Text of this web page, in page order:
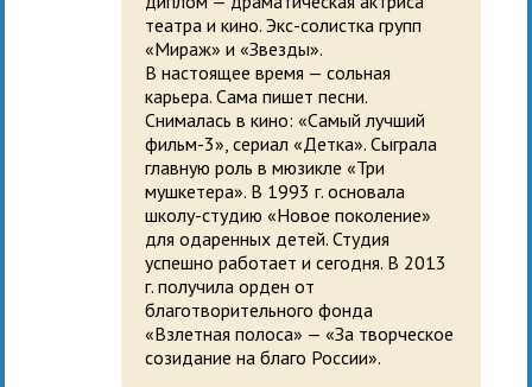
театра и кино. Экс-солистка групп
«Мираж» и «Звезды».
В настоящее время — сольная
карьера. Сама пишет песни.
Снималась в кино: «Самый лучший
фильм-3», сериал «Детка». Сыграла
главную роль в мюзикле «Три
мушкетера». В 1993 г. основала
школу-студию «Новое поколение»
для одаренных детей. Студия
успешно работает и сегодня. В 2013
г. получила орден от
благотворительного фонда
«Взлетная полоса» — «За творческое
созидание на благо России».